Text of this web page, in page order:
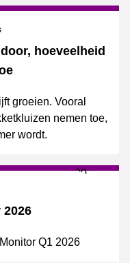
hoeveelheid
groeien. Vooral
nemen toe,
wordt.
Q1 2026